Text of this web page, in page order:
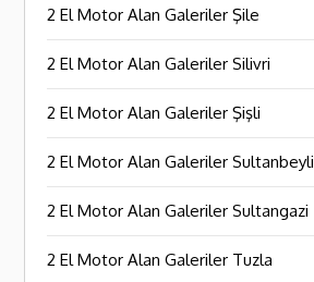
2 El Motor Alan Galeriler Şile
2 El Motor Alan Galeriler Silivri
2 El Motor Alan Galeriler Şişli
2 El Motor Alan Galeriler Sultanbeyli
2 El Motor Alan Galeriler Sultangazi
2 El Motor Alan Galeriler Tuzla